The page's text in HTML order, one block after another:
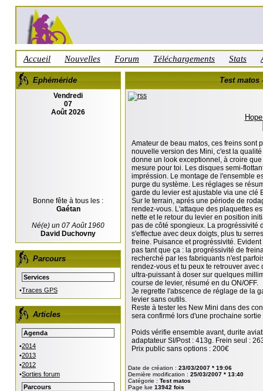
Accueil Nouvelles Forum Téléchargements Stats
Ephéméride
Vendredi
07
Août 2026
Bonne fête à tous les :
Gaétan
Né(e) un 07 Août 1960
David Duchovny
Parcours
Services
•Traces GPS
Articles
Agenda
•2014
•2013
•2012
•Sorties forum
Parcours
Test matos
Amateur de beau matos, ces freins sont
nouvelle version des Mini, c'est la
donne un look exceptionnel, à croire
mesure pour toi. Les disques semi-
impréssion. Le montage de l'ensemble
purge du système. Les réglages se
garde du levier est ajustable via une clé
Sur le terrain, aprés une période de
rendez-vous. L'attaque des plaquettes
nette et le retour du levier en position
pas de côté spongieux. La progréssivité
s'effectue avec deux doigts, plus tu
freine. Puisance et progréssivité. Evident
pas tant que ça : la progréssivité de
recherché par les fabriquants n'est
rendez-vous et tu peux te retrouver avec
ultra-puissant à doser sur quelques
course de levier, résumé en du ON/OFF.
Je regrette l'abscence de réglage de la
levier sans outils.
Reste à tester les New Mini dans des
sera confirmé lors d'une prochaine
Poids vérifie ensemble avant, durite
adaptateur SI/Post : 413g. Frein seul :
Prix public sans options : 200€
Date de création : 23/03/2007 * 19:06
Dernière modification : 25/03/2007 * 13:40
Catégorie : Test matos
Page lue 13942 fois